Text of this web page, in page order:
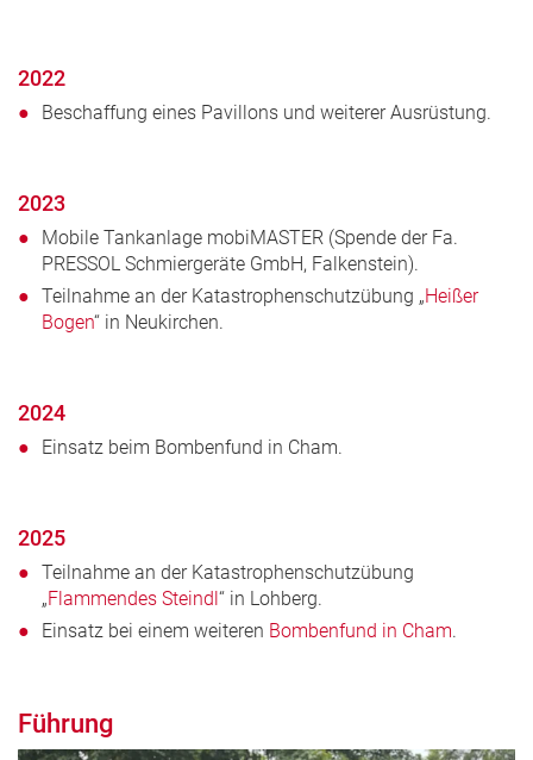
2022
Beschaffung eines Pavillons und weiterer Ausrüstung.
2023
Mobile Tankanlage mobiMASTER (Spende der Fa.
PRESSOL Schmiergeräte GmbH, Falkenstein).
Teilnahme an der Katastrophenschutzübung „Heißer
Bogen“ in Neukirchen.
2024
Einsatz beim Bombenfund in Cham.
2025
Teilnahme an der Katastrophenschutzübung
„Flammendes Steindl“ in Lohberg.
Einsatz bei einem weiteren Bombenfund in Cham.
Führung